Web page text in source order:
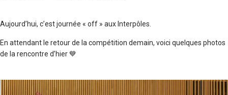
Aujourd’hui, c’est journée « off » aux Interpôles.
En attendant le retour de la compétition demain, voici quelques photos
de la rencontre d’hier 💙